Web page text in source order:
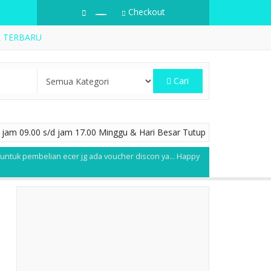
Checkout
TERBARU
Cari
jam 09.00 s/d jam 17.00 Minggu & Hari Besar Tutup
pembelian ecer jg ada voucher discon ya... Happy